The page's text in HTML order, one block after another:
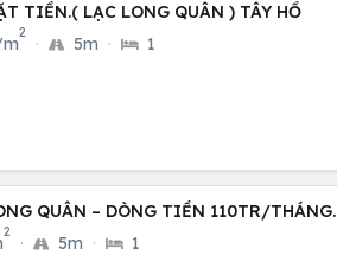
TIỀN.( LẠC LONG QUÂN ) TÂY HỒ
2
· 5m · 1
QUÂN – DÒNG TIỀN 110TR/THÁNG.
2
· 5m · 1